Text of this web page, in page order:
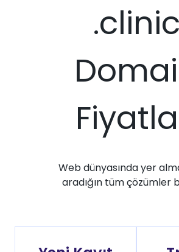
.clinic
Web dünyasında yer
aradığın tüm çözümler